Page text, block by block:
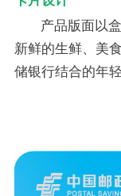
产品版面以
新鲜的生鲜、美
储银行结合的年